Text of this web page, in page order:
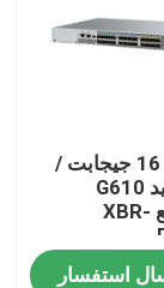
قناة ليفية 16 جيجابت /
ثانية بروكيد G610
متوافق مع XBR-
استفسار